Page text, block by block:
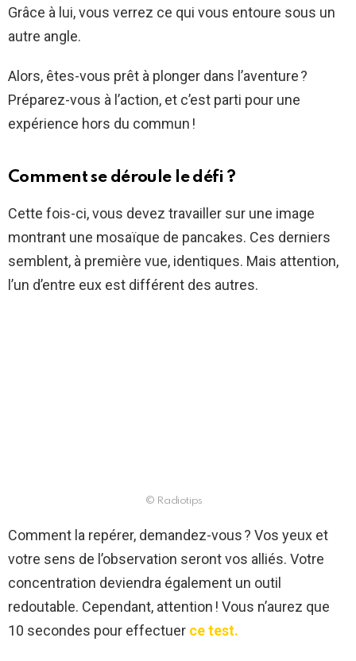
Grâce à lui, vous verrez ce qui vous entoure sous un
autre angle.
Alors, êtes-vous prêt à plonger dans l’aventure ?
Préparez-vous à l’action, et c’est parti pour une
expérience hors du commun !
Comment se déroule le défi ?
Cette fois-ci, vous devez travailler sur une image
montrant une mosaïque de pancakes. Ces derniers
semblent, à première vue, identiques. Mais attention,
l’un d’entre eux est différent des autres.
© Radiotips
Comment la repérer, demandez-vous ? Vos yeux et
votre sens de l’observation seront vos alliés. Votre
concentration deviendra également un outil
redoutable. Cependant, attention ! Vous n’aurez que
10 secondes pour effectuer ce test.